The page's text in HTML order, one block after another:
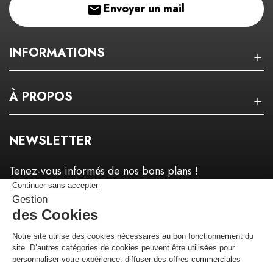
Envoyer un mail
INFORMATIONS
À PROPOS
NEWSLETTER
Tenez-vous informés de nos bons plans !
Marchand approuvé par la Société des Avis Garantis,cliquez ici pour
vérifier .